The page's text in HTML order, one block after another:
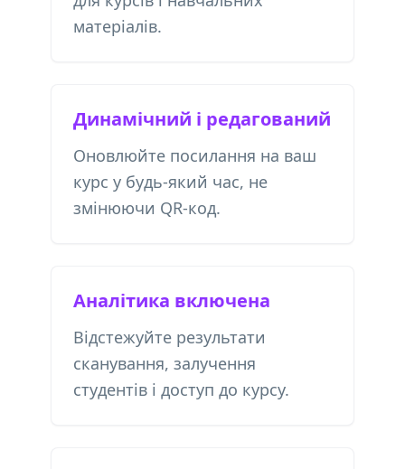
матеріалів.
Динамічний і редагований
Оновлюйте посилання на ваш
курс у будь-який час, не
змінюючи QR-код.
Аналітика включена
Відстежуйте результати
сканування, залучення
студентів і доступ до курсу.